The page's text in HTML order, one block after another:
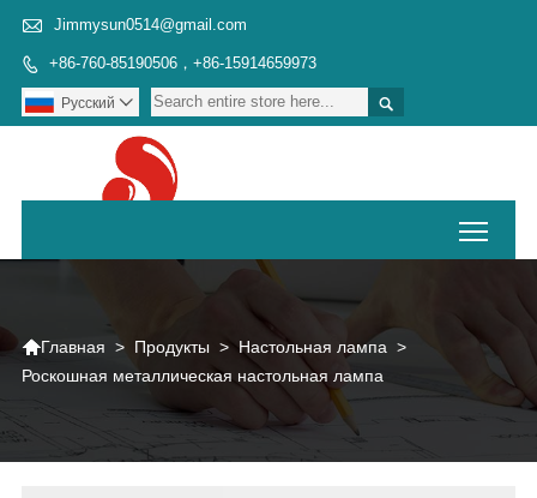
 Jimmysun0514@gmail.com
 +86-760-85190506，+86-15914659973

Pусский 
Главная > Продукты > Настольная лампа >
Роскошная металлическая настольная лампа